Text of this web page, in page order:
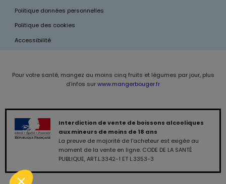
0,00 €
Politique données personnelles
Politique des cookies
Accessibilité
Pour votre santé, mangez au moins cinq fruits et légumes par jour, plus
d’infos surwww.mangerbouger.fr
Interdiction de vente de boissons alcooliques
aux mineurs de moins de 18 ans
La preuve de majorité de l'acheteur est exigée au
moment de la vente en ligne. CODE DE LA SANTÉ
PUBLIQUE, ART.L.3342-1 ET L.3353-3